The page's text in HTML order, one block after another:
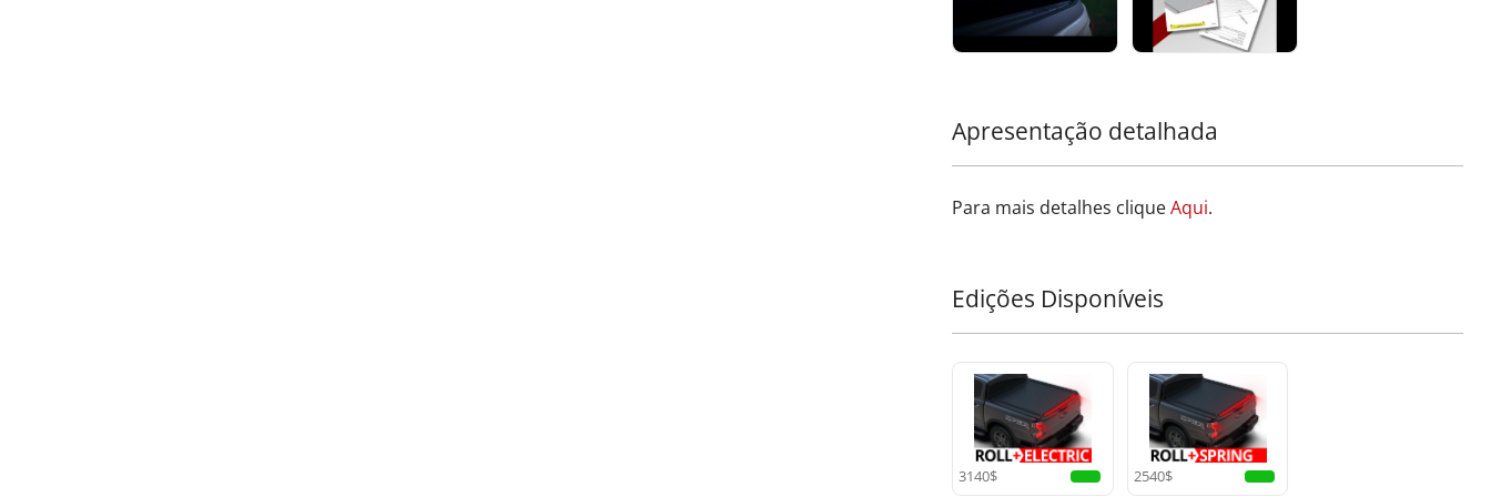
Apresentação detalhada
Para mais detalhes cliqueAqui.
Edições Disponíveis
3140$ 2540$